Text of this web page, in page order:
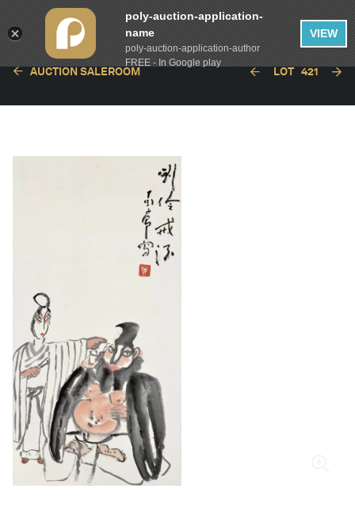
简体中文
AUCTION SALEROOM LOT 421
poly-auction-application-
name
poly-auction-application-author
FREE - In Google play
VIEW